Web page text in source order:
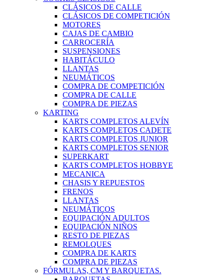
CLÁSICOS DE CALLE
CLÁSICOS DE COMPETICIÓN
MOTORES
CAJAS DE CAMBIO
CARROCERÍA
SUSPENSIONES
HABITÁCULO
LLANTAS
NEUMÁTICOS
COMPRA DE COMPETICIÓN
COMPRA DE CALLE
COMPRA DE PIEZAS
KARTING
KARTS COMPLETOS ALEVÍN
KARTS COMPLETOS CADETE
KARTS COMPLETOS JUNIOR
KARTS COMPLETOS SENIOR
SUPERKART
KARTS COMPLETOS HOBBYE
MECANICA
CHASIS Y REPUESTOS
FRENOS
LLANTAS
NEUMÁTICOS
EQUIPACIÓN ADULTOS
EQUIPACIÓN NIÑOS
RESTO DE PIEZAS
REMOLQUES
COMPRA DE KARTS
COMPRA DE PIEZAS
FÓRMULAS, CM Y BARQUETAS.